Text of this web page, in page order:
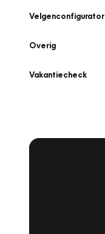
Velgenconfigurator
Overig
Vakantiecheck